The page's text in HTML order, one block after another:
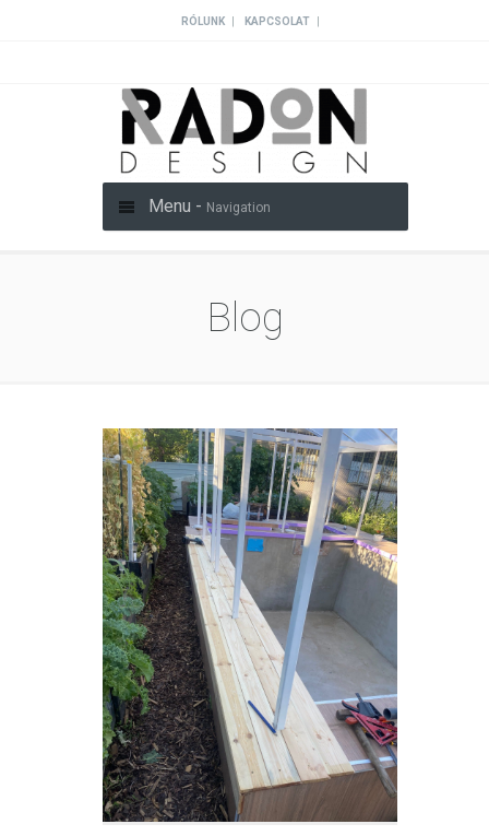
RÓLUNK | KAPCSOLAT |
Menu - Navigation
Blog